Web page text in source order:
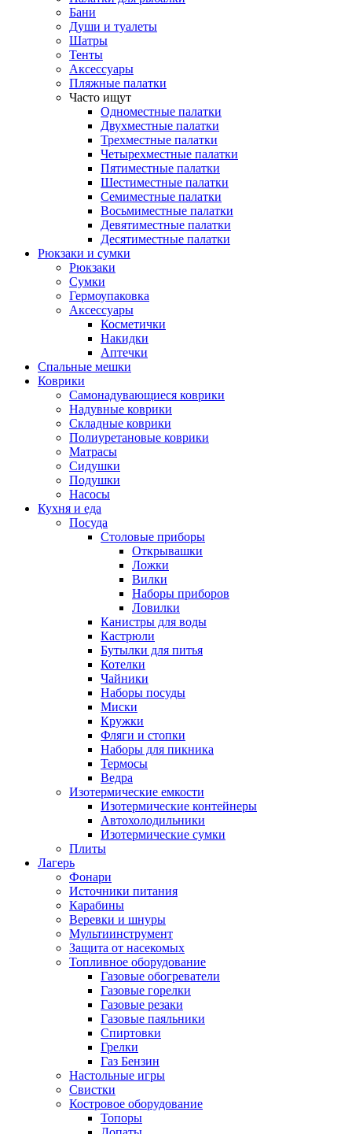
Бани
Души и туалеты
Шатры
Тенты
Аксессуары
Пляжные палатки
Часто ищут
Одноместные палатки
Двухместные палатки
Трехместные палатки
Четырехместные палатки
Пятиместные палатки
Шестиместные палатки
Семиместные палатки
Восьмиместные палатки
Девятиместные палатки
Десятиместные палатки
Рюкзаки и сумки
Рюкзаки
Сумки
Гермоупаковка
Аксессуары
Косметички
Накидки
Аптечки
Спальные мешки
Коврики
Самонадувающиеся коврики
Надувные коврики
Складные коврики
Полиуретановые коврики
Матрасы
Сидушки
Подушки
Насосы
Кухня и еда
Посуда
Столовые приборы
Открывашки
Ложки
Вилки
Наборы приборов
Ловилки
Канистры для воды
Кастрюли
Бутылки для питья
Котелки
Чайники
Наборы посуды
Миски
Кружки
Фляги и стопки
Наборы для пикника
Термосы
Ведра
Изотермические емкости
Изотермические контейнеры
Автохолодильники
Изотермические сумки
Плиты
Лагерь
Фонари
Источники питания
Карабины
Веревки и шнуры
Мультиинструмент
Защита от насекомых
Топливное оборудование
Газовые обогреватели
Газовые горелки
Газовые резаки
Газовые паяльники
Спиртовки
Грелки
Газ Бензин
Настольные игры
Свистки
Костровое оборудование
Топоры